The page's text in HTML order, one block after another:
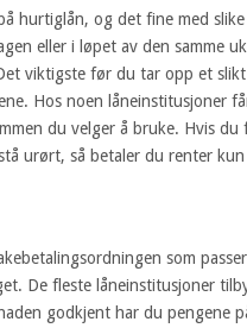
hurtiglån, og det fine med
eller i løpet av den samme
viktigste før du tar opp et
Hos noen låneinstitusjoner
du velger å bruke. Hvis
urørt, så betaler du renter
som
De fleste låneinstitusjoner
godkjent har du pengene